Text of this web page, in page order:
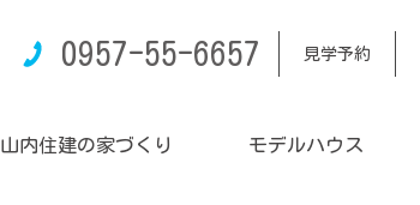
0957-55-6657 見学予約
山内住建の家づくり モデルハウス